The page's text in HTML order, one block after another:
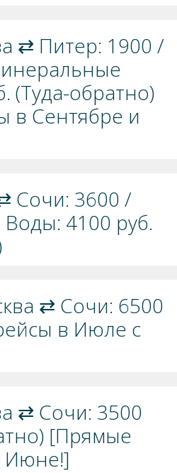
⇄ Питер: 1900 /
(Туда-обратно)
в Сентябре и
Сочи: 3600 /
4100 руб.
⇄ Сочи: 6500
в Июле с
⇄ Сочи: 3500
[Прямые
Июне!]